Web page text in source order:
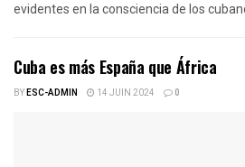
evidentes en la consciencia de los
Cuba es más España que África
BYESC-ADMIN 14 JUIN 2024 0